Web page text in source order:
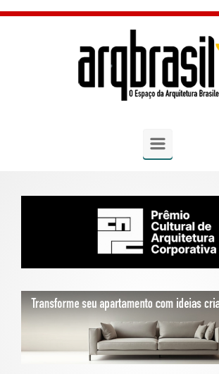
Skip to main content